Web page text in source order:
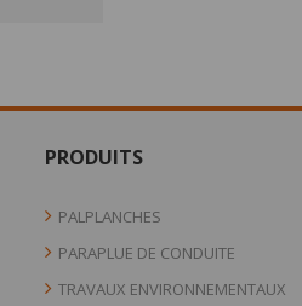
PRODUITS
PALPLANCHES
PARAPLUE DE CONDUITE
TRAVAUX ENVIRONNEMENTAUX